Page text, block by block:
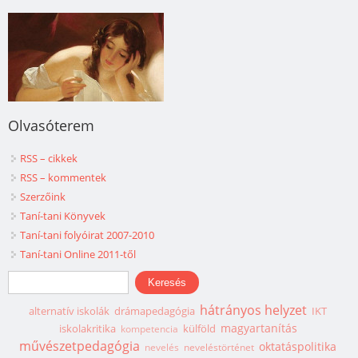
Olvasóterem
RSS – cikkek
RSS – kommentek
Szerzőink
Taní-tani Könyvek
Taní-tani folyóirat 2007-2010
Taní-tani Online 2011-től
Keresés űrlap
Keresés
alternatív iskolák drámapedagógia hátrányos helyzet IKT
iskolakritika kompetencia külföld magyartanítás
művészetpedagógia nevelés neveléstörténet oktatáspolitika